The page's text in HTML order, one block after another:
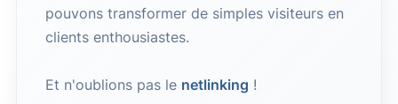
pouvons transformer de simples visiteurs en
clients enthousiastes.
Et n'oublions pas le netlinking !